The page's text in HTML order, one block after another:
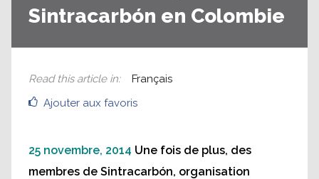
Sintracarbón en Colombie
Ajouter aux favoris
Read this article in: Français
25 novembre, 2014 Une fois de plus, des
membres de Sintracarbón, organisation